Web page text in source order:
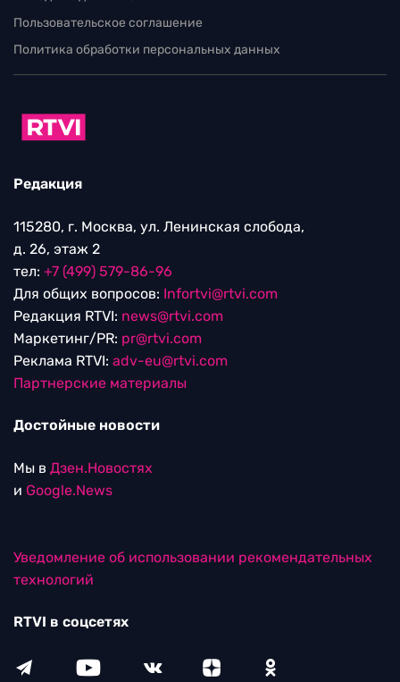
Пользовательское соглашение
Политика обработки персональных данных
Редакция
115280, г. Москва, ул. Ленинская слобода,
д. 26, этаж 2
тел: +7 (499) 579-86-96
Для общих вопросов: Infortvi@rtvi.com
Редакция RTVI: news@rtvi.com
Маркетинг/PR: pr@rtvi.com
Реклама RTVI: adv-eu@rtvi.com
Партнерские материалы
Достойные новости
Мы в Дзен.Новостях
и Google.News
Уведомление об использовании рекомендательных
технологий
RTVI в соцсетях